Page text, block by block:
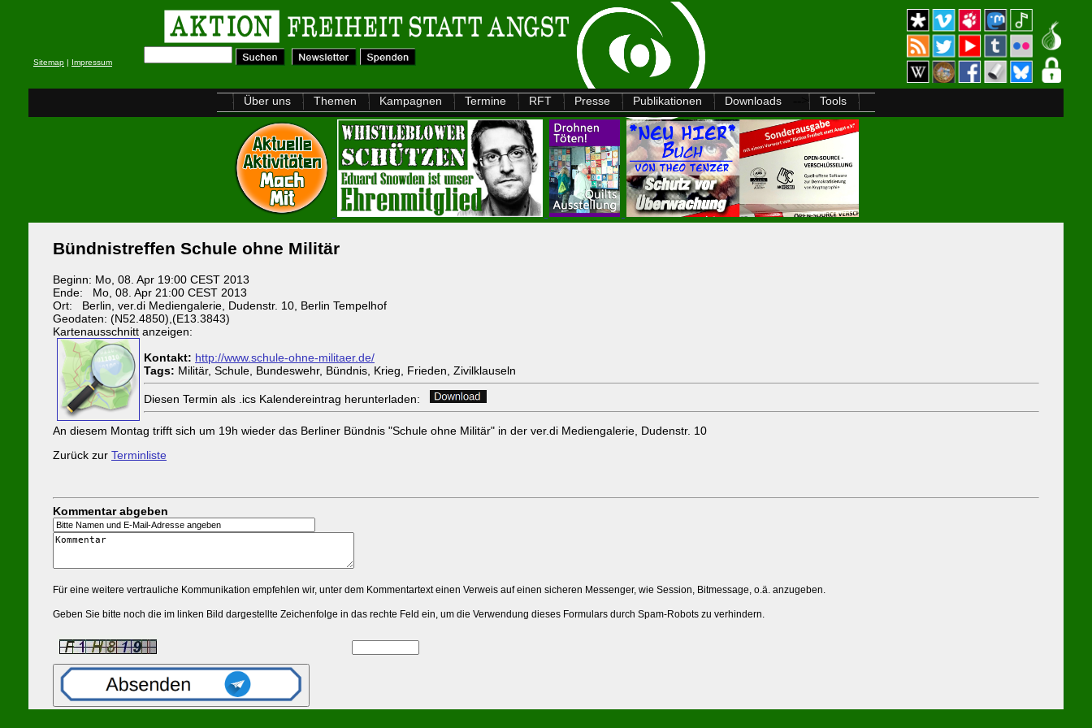
Sitemap | Impressum
Über uns Themen Kampagnen Termine RFT Presse Publikationen Downloads Tools
Bündnistreffen Schule ohne Militär
Beginn: Mo, 08. Apr 19:00 CEST 2013
Ende: Mo, 08. Apr 21:00 CEST 2013
Ort: Berlin, ver.di Mediengalerie, Dudenstr. 10, Berlin Tempelhof
Geodaten: (N52.4850),(E13.3843)
Kartenausschnitt anzeigen:
Kontakt: http://www.schule-ohne-militaer.de/
Tags: Militär, Schule, Bundeswehr, Bündnis, Krieg, Frieden, Zivilklauseln
Diesen Termin als .ics Kalendereintrag herunterladen:
An diesem Montag trifft sich um 19h wieder das Berliner Bündnis "Schule ohne Militär" in der ver.di Mediengalerie, Dudenstr. 10
Zurück zur Terminliste
Kommentar abgeben
Für eine weitere vertrauliche Kommunikation empfehlen wir, unter dem Kommentartext einen Verweis auf einen sicheren Messenger, wie Session, Bitmessage, o.ä. anzugeben.
Geben Sie bitte noch die im linken Bild dargestellte Zeichenfolge in das rechte Feld ein, um die Verwendung dieses Formulars durch Spam-Robots zu verhindern.